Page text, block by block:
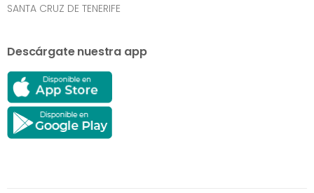
SANTA CRUZ DE TENERIFE
Descárgate nuestra app